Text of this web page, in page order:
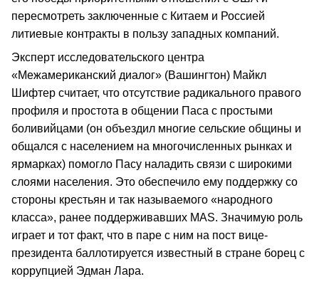
пересмотреть заключенные с Китаем и Россией
литиевые контракты в пользу западных компаний.
Эксперт исследовательского центра
«Межамериканский диалог» (Вашингтон) Майкл
Шифтер считает, что отсутствие радикального правого
профиля и простота в общении Паса с простыми
боливийцами (он объездил многие сельские общины и
общался с населением на многочисленных рынках и
ярмарках) помогло Пасу наладить связи с широкими
слоями населения. Это обеспечило ему поддержку со
стороны крестьян и так называемого «народного
класса», ранее поддерживавших MAS. Значимую роль
играет и тот факт, что в паре с ним на пост вице-
президента баллотируется известный в стране борец с
коррупцией Эдман Лара.